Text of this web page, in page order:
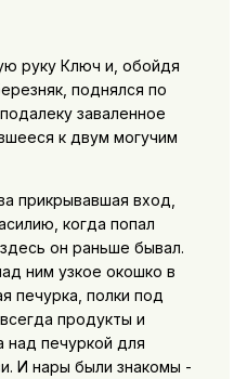
руку Ключ и, обойдя
поднялся по
заваленное
к двум могучим
прикрывавшая вход,
когда попал
он раньше бывал.
ним узкое окошко в
печурка, полки под
продукты и
над печуркой для
И нары были знакомы -